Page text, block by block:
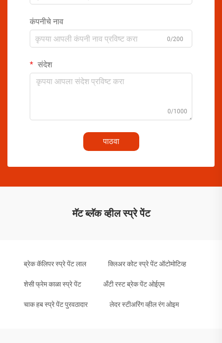
कंपनीचे नाव
0/200
संदेश
0/1000
पाठवा
मॅट ब्लॅक व्हील स्प्रे पेंट
ब्रेक कॅलिपर स्प्रे पेंट लाल क्लिअर कोट स्प्रे पेंट ऑटोमोटिव्ह
शेसी फ्रेम काळा स्प्रे पेंट अँटी रस्ट ब्रेक पेंट ओईएम
चाक हब स्प्रे पेंट पुरवठादार लेदर स्टीअरिंग व्हील रंग ओइम